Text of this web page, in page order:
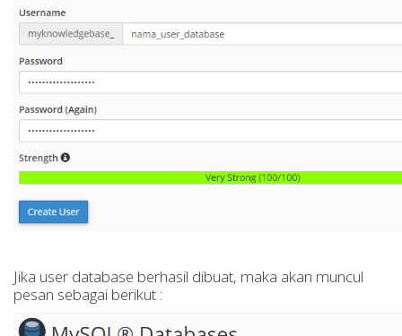
Jika user database berhasil dibuat, maka akan muncul
pesan sebagai berikut :